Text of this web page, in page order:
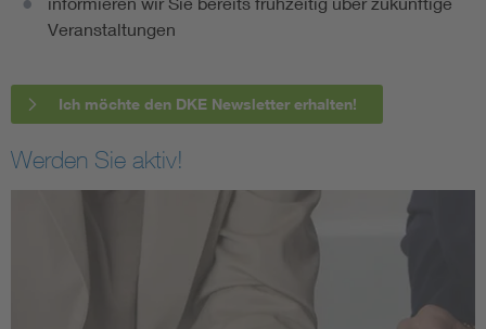
Veranstaltungen
Ich möchte den DKE Newsletter erhalten!
Werden Sie aktiv!